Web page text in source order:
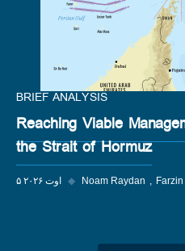
BRIEF ANALYSIS
Reaching Viable
the Strait of Hormuz
۵ اوت ۲۰۲۶ ◆ Noam Raydan